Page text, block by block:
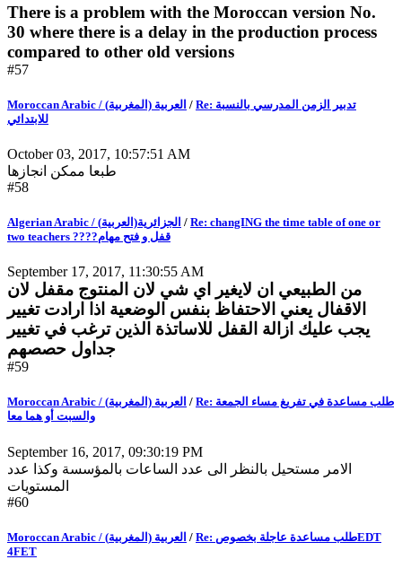
There is a problem with the Moroccan version No.
30 where there is a delay in the production process
compared to other old versions
#57
Moroccan Arabic / (العربية (المغربية / Re: تدبير الزمن المدرسي بالنسبة
للابتدائي
October 03, 2017, 10:57:51 AM
طبعا ممكن انجازها
#58
Algerian Arabic / (الجزائرية(العربية / Re: changING the time table of one or
two teachers ????قفل و فتح مهام
September 17, 2017, 11:30:55 AM
من الطبيعي ان لايغير اي شي لان المنتوج مقفل لان
الاقفال يعني الاحتفاظ بنفس الوضعية اذا ارادت تغيير
يجب عليك ازالة القفل للاساتذة الذين ترغب في تغيير
جداول حصصهم
#59
Moroccan Arabic / (العربية (المغربية / Re: طلب مساعدة في تفريغ مساء الجمعة
والسبت أو هما معا
September 16, 2017, 09:30:19 PM
الامر مستحيل بالنظر الى عدد الساعات بالمؤسسة وكذا عدد
المستويات
#60
Moroccan Arabic / (العربية (المغربية / Re: طلب مساعدة عاجلة بخصوصEDT
4FET